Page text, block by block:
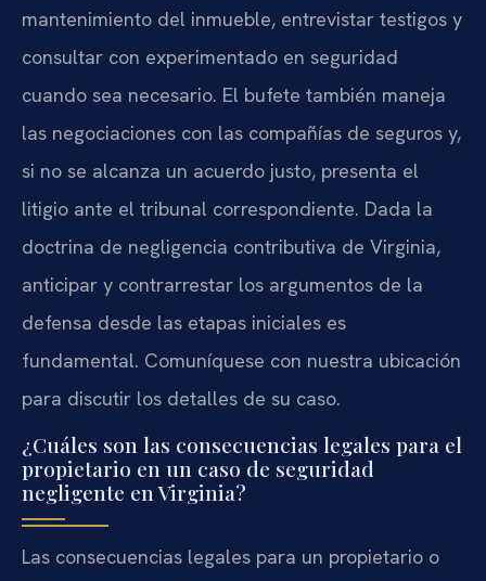
mantenimiento del inmueble, entrevistar testigos y
consultar con experimentado en seguridad
cuando sea necesario. El bufete también maneja
las negociaciones con las compañías de seguros y,
si no se alcanza un acuerdo justo, presenta el
litigio ante el tribunal correspondiente. Dada la
doctrina de negligencia contributiva de Virginia,
anticipar y contrarrestar los argumentos de la
defensa desde las etapas iniciales es
fundamental. Comuníquese con nuestra ubicación
para discutir los detalles de su caso.
¿Cuáles son las consecuencias legales para el
propietario en un caso de seguridad
negligente en Virginia?
Las consecuencias legales para un propietario o